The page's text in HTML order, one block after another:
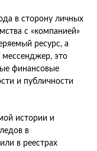
в сторону личных
с «компанией»
ресурс, а
мессенджер, это
финансовые
и публичности
истории и
в
в реестрах